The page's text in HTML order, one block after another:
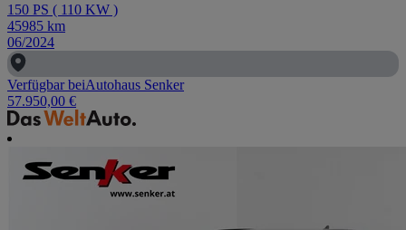
150 PS ( 110 KW )
45985 km
06/2024
Verfügbar beiAutohaus Senker
57.950,00 €